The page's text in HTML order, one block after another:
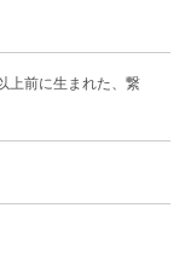
上前に生まれた、繋